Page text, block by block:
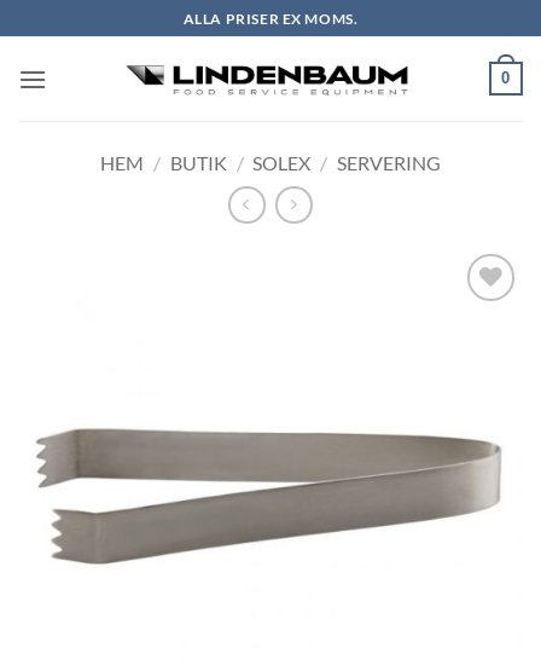
to
content
ALLA PRISER EX MOMS.
0
HEM / BUTIK / SOLEX / SERVERING